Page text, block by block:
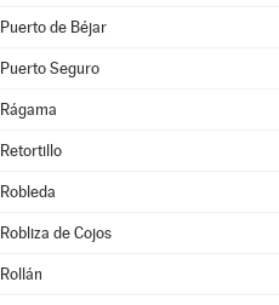
Puerto de Béjar
Puerto Seguro
Rágama
Retortillo
Robleda
Robliza de Cojos
Rollán